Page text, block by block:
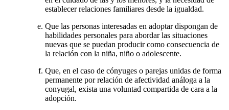
establecer relaciones familiares desde la igualdad.
Que las personas interesadas en adoptar dispongan de
habilidades personales para abordar las situaciones
nuevas que se puedan producir como consecuencia de
la relación con la niña, niño o adolescente.
Que, en el caso de cónyuges o parejas unidas de forma
permanente por relación de afectividad análoga a la
conyugal, exista una voluntad compartida de cara a la
adopción.